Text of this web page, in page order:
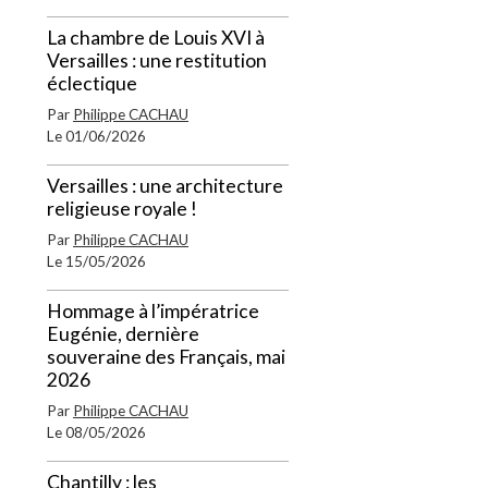
La chambre de Louis XVI à
Versailles : une restitution
éclectique
Par Philippe CACHAU
Le 01/06/2026
Versailles : une architecture
religieuse royale !
Par Philippe CACHAU
Le 15/05/2026
Hommage à l’impératrice
Eugénie, dernière
souveraine des Français, mai
2026
Par Philippe CACHAU
Le 08/05/2026
Chantilly : les